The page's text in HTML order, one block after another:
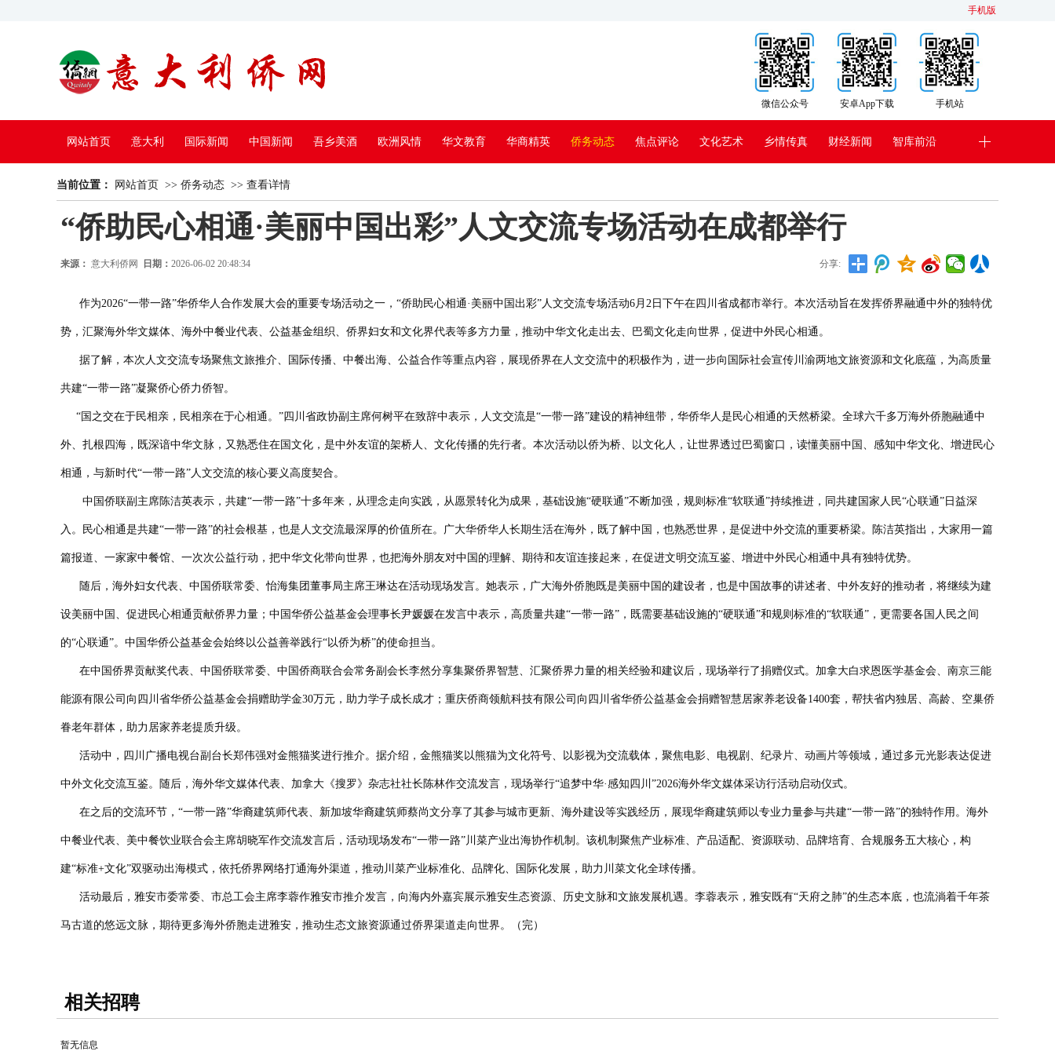
手机版
手机站
安卓App下载
微信公众号
网站首页 意大利 国际新闻 中国新闻 吾乡美酒 欧洲风情 华文教育 华商精英 侨务动态 焦点评论 文化艺术 乡情传真 财经新闻 智库前沿
中国电视
当前位置： 网站首页 >> 侨务动态 >> 查看详情
“侨助民心相通·美丽中国出彩”人文交流专场活动在成都举行
来源： 意大利侨网 日期： 2026-06-02 20:48:34 分享:
作为2026“一带一路”华侨华人合作发展大会的重要专场活动之一，“侨助民心相通·美丽中国出彩”人文交流专场活动6月2日下午在四川省成都市举行。本次活动旨在发挥侨界融通中外的独特优
势，汇聚海外华文媒体、海外中餐业代表、公益基金组织、侨界妇女和文化界代表等多方力量，推动中华文化走出去、巴蜀文化走向世界，促进中外民心相通。
据了解，本次人文交流专场聚焦文旅推介、国际传播、中餐出海、公益合作等重点内容，展现侨界在人文交流中的积极作为，进一步向国际社会宣传川渝两地文旅资源和文化底蕴，为高质量
共建“一带一路”凝聚侨心侨力侨智。
“国之交在于民相亲，民相亲在于心相通。”四川省政协副主席何树平在致辞中表示，人文交流是“一带一路”建设的精神纽带，华侨华人是民心相通的天然桥梁。全球六千多万海外侨胞融通中
外、扎根四海，既深谙中华文脉，又熟悉住在国文化，是中外友谊的架桥人、文化传播的先行者。本次活动以侨为桥、以文化人，让世界透过巴蜀窗口，读懂美丽中国、感知中华文化、增进民心
相通，与新时代“一带一路”人文交流的核心要义高度契合。
中国侨联副主席陈洁英表示，共建“一带一路”十多年来，从理念走向实践，从愿景转化为成果，基础设施“硬联通”不断加强，规则标准“软联通”持续推进，同共建国家人民“心联通”日益深
入。民心相通是共建“一带一路”的社会根基，也是人文交流最深厚的价值所在。广大华侨华人长期生活在海外，既了解中国，也熟悉世界，是促进中外交流的重要桥梁。 陈洁英指出， 大家用一篇
篇报道、一家家中餐馆、一次次公益行动，把中华文化带向世界，也把海外朋友对中国的理解、期待和友谊连接起来，在促进文明交流互鉴、增进中外民心相通中具有独特优势。
随后， 海外妇女代表、中国侨联常委、怡海集团董事局主席王琳达在活动现场发言。她表示，广大海外侨胞既是美丽中国的建设者，也是中国故事的讲述者、中外友好的推动者，将继续为建
设美丽中国、促进民心相通贡献侨界力量 ； 中国华侨公益基金会理事长尹媛媛在发言中表示，高质量共建“一带一路”，既需要基础设施的“硬联通”和规则标准的“软联通”，更需要各国人民之间
的“心联通”。 中国华侨公益基金会始终以公益善举践行“以侨为桥”的使命担当。
在中国侨界贡献奖代表、中国侨联常委、中国侨商联合会常务副会长李然分享集聚侨界智慧、汇聚侨界力量的相关经验和建议后， 现场举行了捐赠仪式。加拿大白求恩医学基金会、南京三能
能源有限公司向四川省华侨公益基金会捐赠助学金30万元，助力学子成长成才；重庆侨商领航科技有限公司向四川省华侨公益基金会捐赠智慧居家养老设备1400套，帮扶省内独居、高龄、空巢侨
眷老年群体，助力居家养老提质升级。
活动中 ，四川广播电视台副台长郑伟强对金熊猫奖进行推介。 据介绍 ， 金熊猫奖以熊猫为文化符号、以影视为交流载体，聚焦电影、电视剧、纪录片、动画片等领域，通过多元光影表达促进
中外文化交流互鉴。随后，海外华文媒体代表、加拿大《搜罗》杂志社社长陈林作交流发言 ， 现场举行“追梦中华·感知四川”2026海外华文媒体采访行活动启动仪式。
在之后的交流环节， “一带一路”华裔建筑师代表、新加坡华裔建筑师蔡尚文分享了其参与城市更新、海外建设等实践经历，展现华裔建筑师以专业力量参与共建“一带一路”的独特作用。海外
中餐业代表、美中餐饮业联合会主席胡晓军作交流发言后，活动现场发布“一带一路”川菜产业出海协作机制。该机制聚焦产业标准、产品适配、资源联动、品牌培育、合规服务五大核心，构
建“标准+文化”双驱动出海模式，依托侨界网络打通海外渠道，推动川菜产业标准化、品牌化、国际化发展，助力川菜文化全球传播。
活动最后， 雅安市委常委、市总工会主席李蓉作雅安市推介发言，向海内外嘉宾展示雅安生态资源、历史文脉和文旅发展机遇。 李蓉表示， 雅安既有“天府之肺”的生态本底，也流淌着千年茶
马古道的悠远文脉 ， 期待更多海外侨胞走进雅安 ， 推动生态文旅资源通过侨界渠道走向世界。 （ 完）
相关招聘
暂无信息